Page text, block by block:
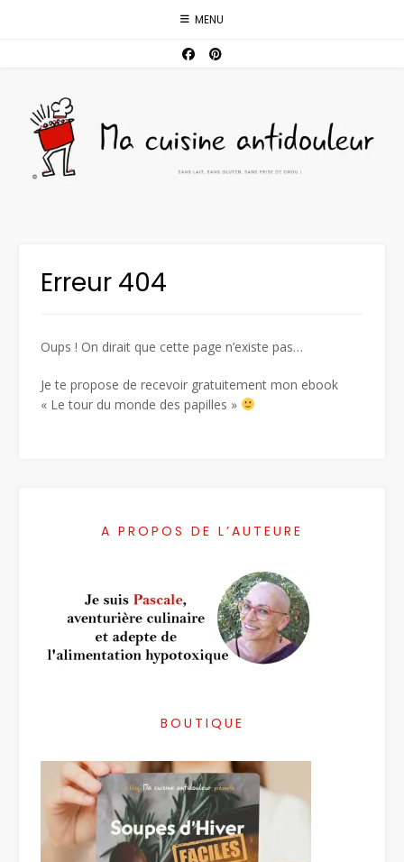
MENU
Erreur 404
Oups ! On dirait que cette page n’existe pas…
Je te propose de recevoir gratuitement mon ebook
« Le tour du monde des papilles »
A PROPOS DE L’AUTEURE
BOUTIQUE